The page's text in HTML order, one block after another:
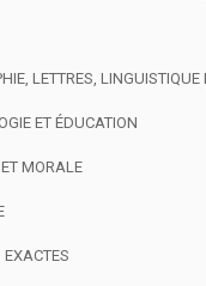
LETTRES, LINGUISTIQUE
ET ÉDUCATION
MORALE
EXACTES